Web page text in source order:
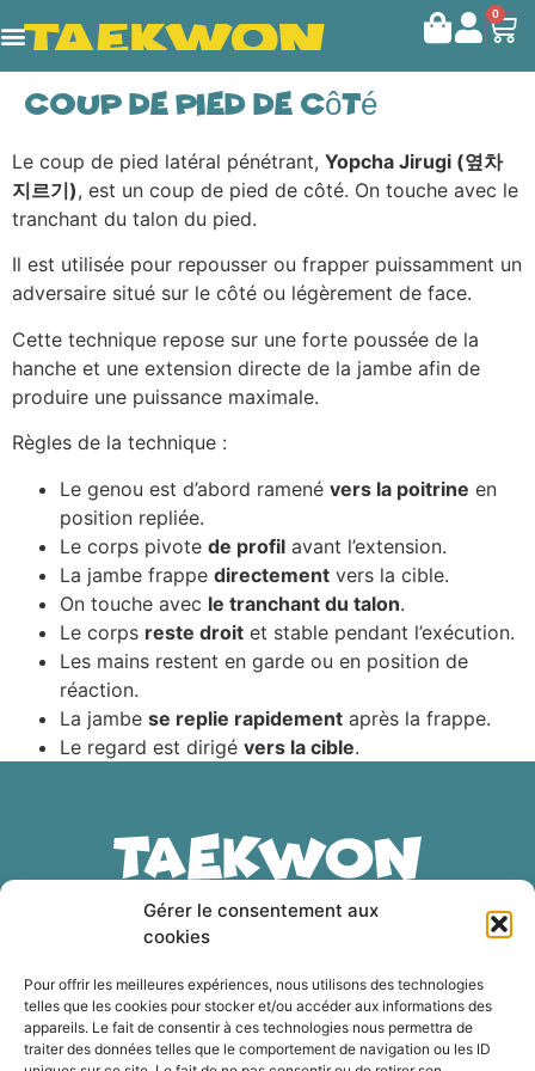
Gérer le consentement aux
cookies
Pour offrir les meilleures expériences, nous utilisons des technologies
telles que les cookies pour stocker et/ou accéder aux informations des
appareils. Le fait de consentir à ces technologies nous permettra de
traiter des données telles que le comportement de navigation ou les ID
0
Coup de pied de côté
Le coup de pied latéral pénétrant, Yopcha Jirugi (옆차
지르기), est un coup de pied de côté. On touche avec le
tranchant du talon du pied.
Il est utilisée pour repousser ou frapper puissamment un
adversaire situé sur le côté ou légèrement de face.
Cette technique repose sur une forte poussée de la
hanche et une extension directe de la jambe afin de
produire une puissance maximale.
Règles de la technique :
Le genou est d’abord ramené vers la poitrine en
position repliée.
Le corps pivote de profil avant l’extension.
La jambe frappe directement vers la cible.
On touche avec le tranchant du talon.
Le corps reste droit et stable pendant l’exécution.
Les mains restent en garde ou en position de
réaction.
La jambe se replie rapidement après la frappe.
Le regard est dirigé vers la cible.
elit. Ut elit tellus, luctus nec ullamcorper mattis,
pulvinar dapibus leo.
Politique de cookies (UE)